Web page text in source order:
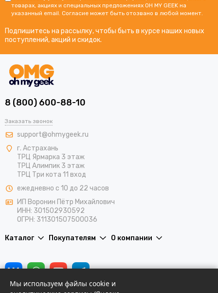
товарах, акциях и специальных предложениях OH MY GEEK на
указанный email. Согласие может быть отозвано в любой момент.
Подпишитесь на рассылку, чтобы быть в курсе наших новых
поступлений, акций и скидок.
8 (800) 600-88-10
Заказать звонок
support@ohmygeek.ru
г. Астрахань
ТРЦ Ярмарка 3 этаж
ТРЦ Алимпик 3 этаж
ТРЦ Три кота 11 вход
ежедневно с 10 до 22 часов
ИП Воронин Пётр Михайлович
ИНН: 301502930592
ОГРН: 311301507500036
Каталог Покупателям О компании
Мы используем файлы cookie и